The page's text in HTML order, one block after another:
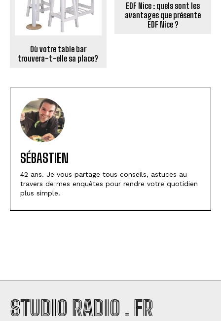
Où votre table bar
trouvera-t-elle sa place?
EDF Nice : quels sont les
avantages que présente
EDF Nice ?
SÉBASTIEN
42 ans. Je vous partage tous conseils, astuces au
travers de mes enquêtes pour rendre votre quotidien
plus simple.
STUDIO RADIO . FR